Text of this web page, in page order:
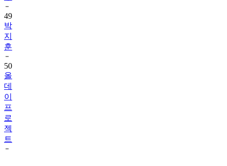
박
지
훈
50
올
데
이
프
로
젝
트